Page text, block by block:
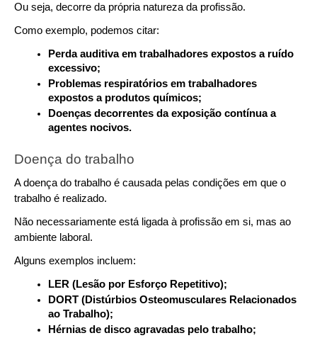
Ou seja, decorre da própria natureza da profissão.
Como exemplo, podemos citar:
Perda auditiva em trabalhadores expostos a ruído
excessivo;
Problemas respiratórios em trabalhadores
expostos a produtos químicos;
Doenças decorrentes da exposição contínua a
agentes nocivos.
Doença do trabalho
A doença do trabalho é causada pelas condições em que o
trabalho é realizado.
Não necessariamente está ligada à profissão em si, mas ao
ambiente laboral.
Alguns exemplos incluem:
LER (Lesão por Esforço Repetitivo);
DORT (Distúrbios Osteomusculares Relacionados
ao Trabalho);
Hérnias de disco agravadas pelo trabalho;